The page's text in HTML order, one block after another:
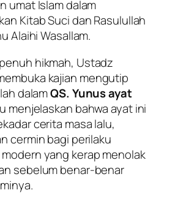
umat Islam dalam
Kitab Suci dan Rasulullah
Alaihi Wasallam.
hikmah, Ustadz
kajian mengutip
dalamQS. Yunus ayat
menjelaskan bahwa ayat ini
cerita masa lalu,
cermin bagi perilaku
yang kerap menolak
sebelum benar-benar